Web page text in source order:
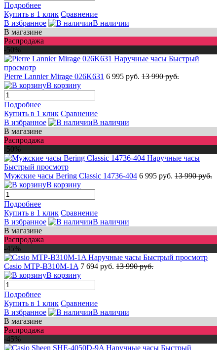
Подробнее
Купить в 1 клик Сравнение
В избранное
В наличии
В магазине
Распродажа
-50%
Быстрый
просмотр
Pierre Lannier Mirage 026K631 6 995 руб. 13 990 руб.
В корзину
Подробнее
Купить в 1 клик Сравнение
В избранное
В наличии
В магазине
Распродажа
-50%
Быстрый просмотр
Мужские часы Bering Classic 14736-404 6 995 руб. 13 990 руб.
В корзину
Подробнее
Купить в 1 клик Сравнение
В избранное
В наличии
В магазине
Распродажа
-45%
Быстрый просмотр
Casio MTP-B310M-1A 7 694 руб. 13 990 руб.
В корзину
Подробнее
Купить в 1 клик Сравнение
В избранное
В наличии
В магазине
Распродажа
-45%
Быстрый